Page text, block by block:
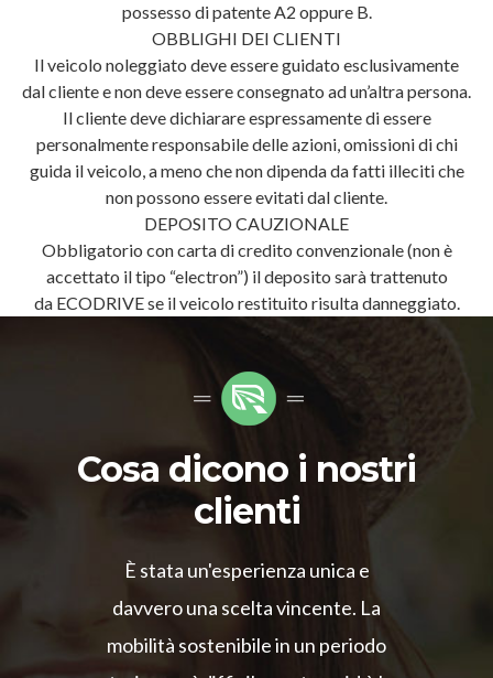
possesso di patente A2 oppure B.
OBBLIGHI DEI CLIENTI
Il veicolo noleggiato deve essere guidato esclusivamente
dal cliente e non deve essere consegnato ad un’altra persona.
Il cliente deve dichiarare espressamente di essere
personalmente responsabile delle azioni, omissioni di chi
guida il veicolo, a meno che non dipenda da fatti illeciti che
non possono essere evitati dal cliente.
DEPOSITO CAUZIONALE
Obbligatorio con carta di credito convenzionale (non è
accettato il tipo “electron”) il deposito sarà trattenuto
da ECODRIVE se il veicolo restituito risulta danneggiato.
Cosa dicono i nostri
clienti
È stata un'esperienza unica e
davvero una scelta vincente. La
mobilità sostenibile in un periodo